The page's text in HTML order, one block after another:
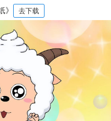
》 去下载